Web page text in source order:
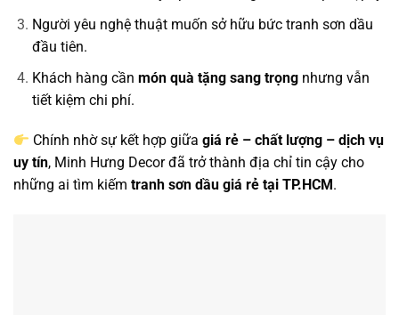
Người yêu nghệ thuật muốn sở hữu bức tranh sơn dầu
đầu tiên.
Khách hàng cần món quà tặng sang trọngnhưng vẫn
tiết kiệm chi phí.
Chính nhờ sự kết hợp giữagiá rẻ – chất lượng – dịch vụ
uy tín, Minh Hưng Decor đã trở thành địa chỉ tin cậy cho
những ai tìm kiếm tranh sơn dầu giá rẻ tại TP.HCM .